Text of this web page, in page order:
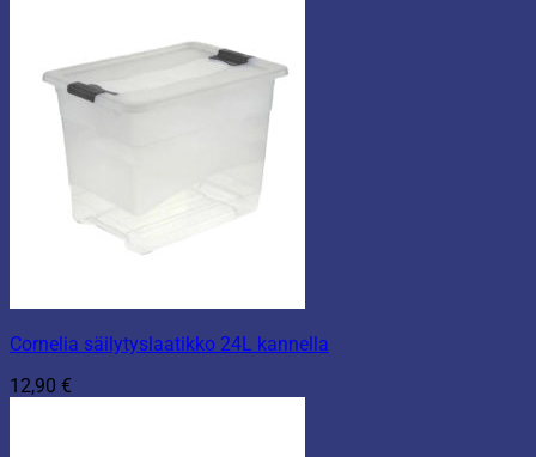
Cornelia säilytyslaatikko 24L kannella
12,90 €